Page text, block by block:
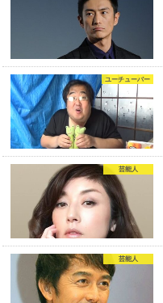
ユーチューバー
芸能人
芸能人